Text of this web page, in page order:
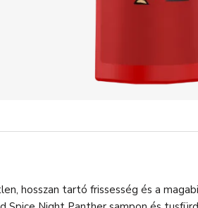
hosszan tartó frissesség és a